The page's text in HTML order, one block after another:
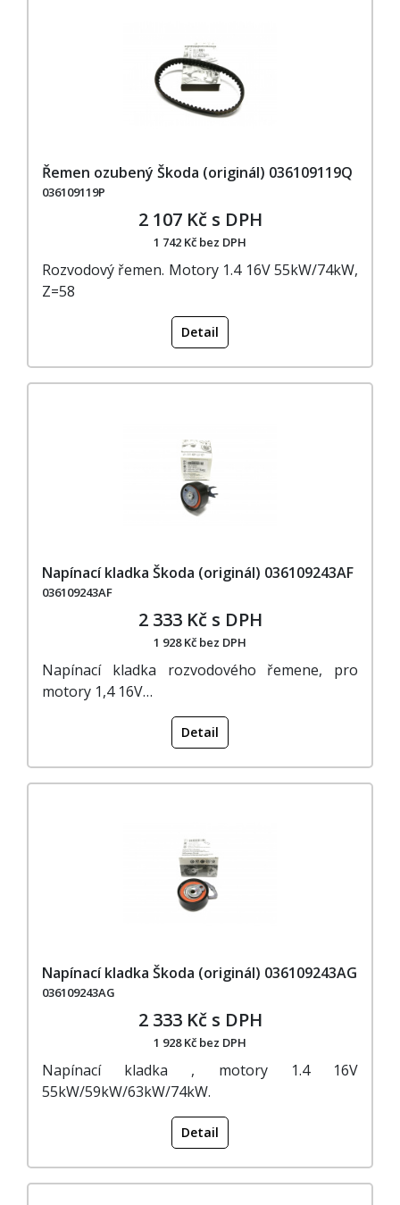
Řemen ozubený Škoda (originál) 036109119Q
036109119P
2 107 Kč s DPH
1 742 Kč bez DPH
Rozvodový řemen. Motory 1.4 16V 55kW/74kW,
Z=58
Detail
Napínací kladka Škoda (originál) 036109243AF
036109243AF
2 333 Kč s DPH
1 928 Kč bez DPH
Napínací kladka rozvodového řemene, pro
motory 1,4 16V…
Detail
Napínací kladka Škoda (originál) 036109243AG
036109243AG
2 333 Kč s DPH
1 928 Kč bez DPH
Napínací kladka , motory 1.4 16V
55kW/59kW/63kW/74kW.
Detail